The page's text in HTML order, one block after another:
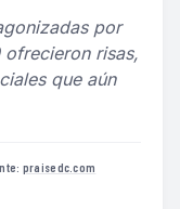
por
risas,
que aún
praisedc.com